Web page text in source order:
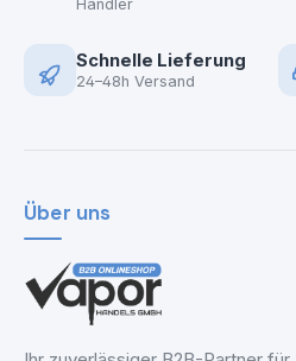
Händler
Schnelle Lieferung
24–48h Versand
Über uns